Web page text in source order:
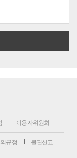
이용자위원회
규정 불편신고